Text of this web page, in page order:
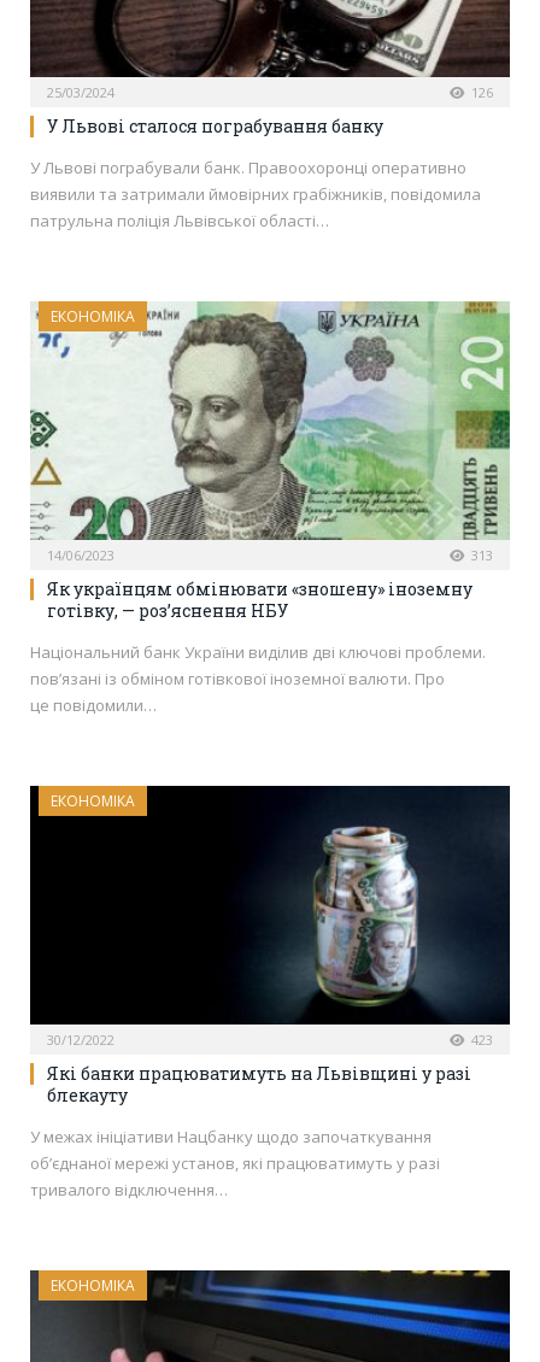
25/03/2024 126
У Львові сталося пограбування банку
У Львові пограбували банк. Правоохоронці оперативно
виявили та затримали ймовірних грабіжників, повідомила
патрульна поліція Львівської області…
ЕКОНОМІКА
14/06/2023 313
Як українцям обмінювати «зношену» іноземну
готівку, — роз’яснення НБУ
Національний банк України виділив дві ключові проблеми.
пов’язані із обміном готівкової іноземної валюти. Про
це повідомили…
ЕКОНОМІКА
30/12/2022 423
Які банки працюватимуть на Львівщині у разі
блекауту
У межах ініціативи Нацбанку щодо започаткування
об’єднаної мережі установ, які працюватимуть у разі
тривалого відключення…
ЕКОНОМІКА